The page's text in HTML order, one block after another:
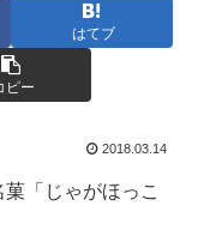
はてブ
ピー
2018.03.14
「じゃがほっこ